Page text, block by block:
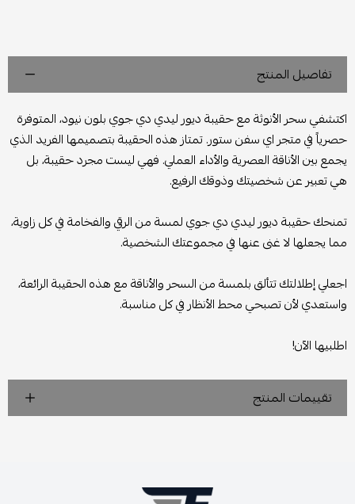
تفاصيل المنتج
اكتشفي سحر الأنوثة مع حقيبة ديور ليدي دي جوي بلون نيود، المتوفرة
حصرياً في متجر اي سفن ستور. تمتاز هذه الحقيبة بتصميمها الفريد الذي
يجمع بين الأناقة العصرية والأداء العملي. فهي ليست مجرد حقيبة، بل
هي تعبير عن شخصيتك وذوقك الرفيع.
تمنحك حقيبة ديور ليدي دي جوي لمسة من الرقي والفخامة في كل زاوية،
مما يجعلها لا غنى عنها في مجموعتك الشخصية.
اجعلي إطلالتك تتألق بلمسة من السحر والأناقة مع هذه الحقيبة الرائعة،
واستعدي لأن تصبحي محط الأنظار في كل مناسبة.
اطلبيها الآن!
تقييمات المنتج